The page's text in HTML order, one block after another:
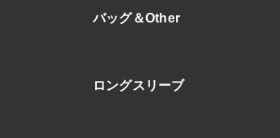
バッグ＆Other
ロングスリーブ